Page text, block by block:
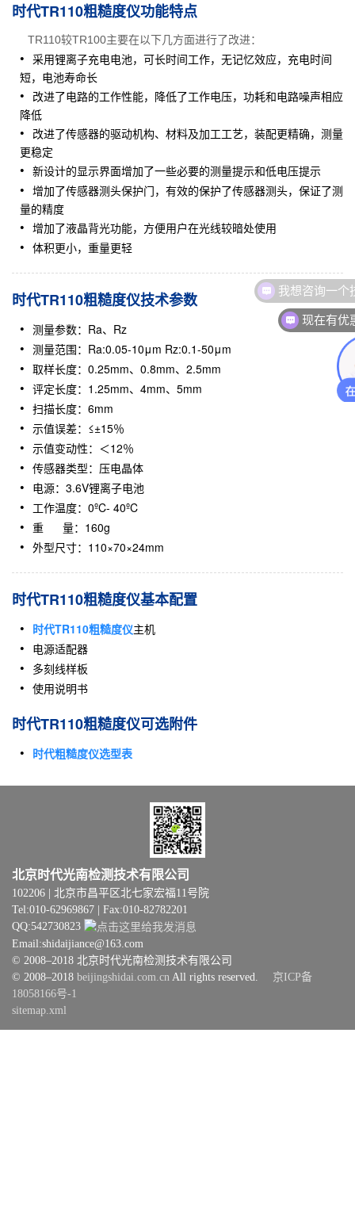
时代TR110粗糙度仪功能特点
TR110较TR100主要在以下几方面进行了改进：
采用锂离子充电电池，可长时间工作，无记忆效应，充电时间
短，电池寿命长
改进了电路的工作性能，降低了工作电压，功耗和电路噪声相应
降低
改进了传感器的驱动机构、材料及加工工艺，装配更精确，测量
更稳定
新设计的显示界面增加了一些必要的测量提示和低电压提示
增加了传感器测头保护门，有效的保护了传感器测头，保证了测
量的精度
增加了液晶背光功能，方便用户在光线较暗处使用
体积更小，重量更轻
时代TR110粗糙度仪技术参数
测量参数：Ra、Rz
测量范围：Ra:0.05-10μm Rz:0.1-50μm
取样长度：0.25mm、0.8mm、2.5mm
评定长度：1.25mm、4mm、5mm
扫描长度：6mm
示值误差：≤±15％
示值变动性：＜12％
传感器类型：压电晶体
电源：3.6V锂离子电池
工作温度：0ºC- 40ºC
重 量：160g
外型尺寸：110×70×24mm
时代TR110粗糙度仪基本配置
时代TR110粗糙度仪主机
电源适配器
多刻线样板
使用说明书
时代TR110粗糙度仪可选附件
时代粗糙度仪选型表
北京时代光南检测技术有限公司
102206 | 北京市昌平区北七家宏福11号院
Tel:010-62969867 | Fax:010-82782201
QQ:542730823
Email:shidaijiance@163.com
© 2008–2018 北京时代光南检测技术有限公司
© 2008–2018 beijingshidai.com.cn All rights reserved. 京ICP备
18058166号-1
sitemap.xml
我想咨询一个
现在有优